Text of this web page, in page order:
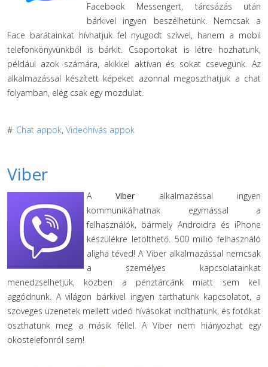
Facebook Messengert, tárcsázás után
bárkivel ingyen beszélhetünk. Nemcsak a
Face barátainkat hívhatjuk fel nyugodt szívvel, hanem a mobil
telefonkönyvünkből is bárkit. Csoportokat is létre hozhatunk,
például azok számára, akikkel aktívan és sokat csevegünk. Az
alkalmazással készített képeket azonnal megoszthatjuk a chat
folyamban, elég csak egy mozdulat.
# Chat appok, Videóhívás appok
Viber
AViber alkalmazással ingyen
kommunikálhatnak egymással a
felhasználók, bármely Androidra és iPhone
készülékre letölthető. 500 millió felhasználó
aligha téved! A Viber alkalmazással nemcsak
a személyes kapcsolatainkat
menedzselhetjük, közben a pénztárcánk miatt sem kell
aggódnunk. A világon bárkivel ingyen tarthatunk kapcsolatot, a
szöveges üzenetek mellett videó hívásokat indíthatunk, és fotókat
oszthatunk meg a másik féllel. A Viber nem hiányozhat egy
okostelefonról sem!